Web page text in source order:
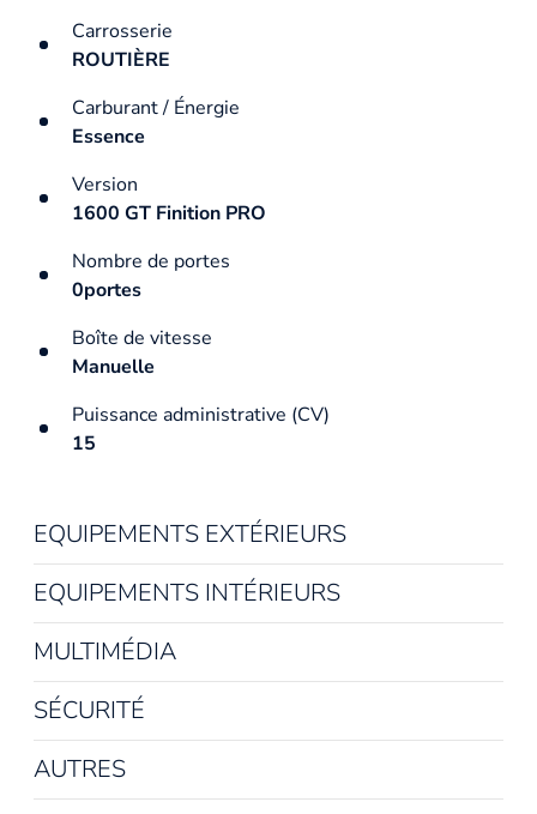
Carrosserie
ROUTIÈRE
Carburant / Énergie
Essence
Version
1600 GT Finition PRO
Nombre de portes
0portes
Boîte de vitesse
Manuelle
Puissance administrative (CV)
15
EQUIPEMENTS EXTÉRIEURS
EQUIPEMENTS INTÉRIEURS
MULTIMÉDIA
SÉCURITÉ
AUTRES